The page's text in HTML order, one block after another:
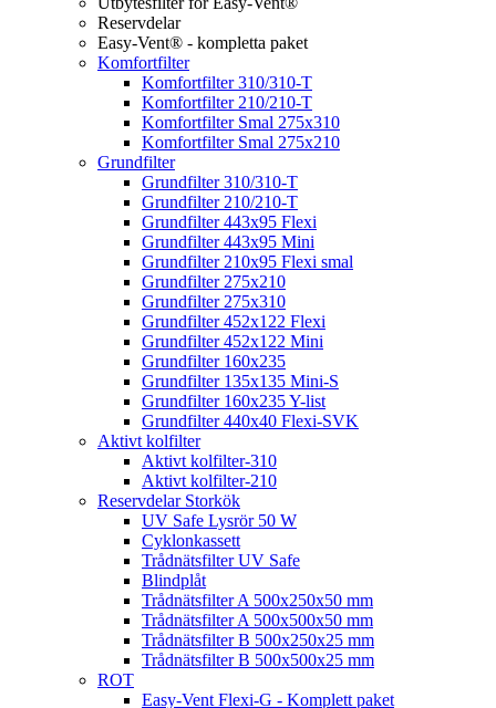
Reservdelar
Easy-Vent® - kompletta paket
Komfortfilter
Komfortfilter 310/310-T
Komfortfilter 210/210-T
Komfortfilter Smal 275x310
Komfortfilter Smal 275x210
Grundfilter
Grundfilter 310/310-T
Grundfilter 210/210-T
Grundfilter 443x95 Flexi
Grundfilter 443x95 Mini
Grundfilter 210x95 Flexi smal
Grundfilter 275x210
Grundfilter 275x310
Grundfilter 452x122 Flexi
Grundfilter 452x122 Mini
Grundfilter 160x235
Grundfilter 135x135 Mini-S
Grundfilter 160x235 Y-list
Grundfilter 440x40 Flexi-SVK
Aktivt kolfilter
Aktivt kolfilter-310
Aktivt kolfilter-210
Reservdelar Storkök
UV Safe Lysrör 50 W
Cyklonkassett
Trådnätsfilter UV Safe
Blindplåt
Trådnätsfilter A 500x250x50 mm
Trådnätsfilter A 500x500x50 mm
Trådnätsfilter B 500x250x25 mm
Trådnätsfilter B 500x500x25 mm
ROT
Easy-Vent Flexi-G - Komplett paket